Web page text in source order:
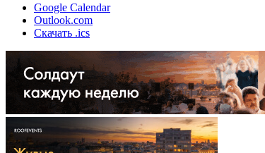
Google Calendar
Outlook.com
Скачать .ics